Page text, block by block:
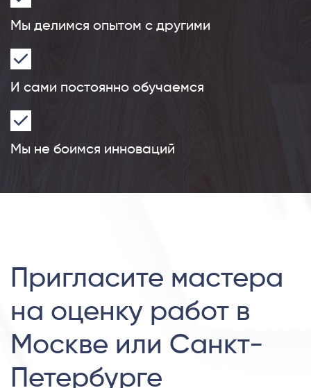
Мы делимся опытом с другими
И сами постоянно обучаемся
Мы не боимся инноваций
Пригласите мастера
на оценку работ в
Москве или Санкт-
Петербурге